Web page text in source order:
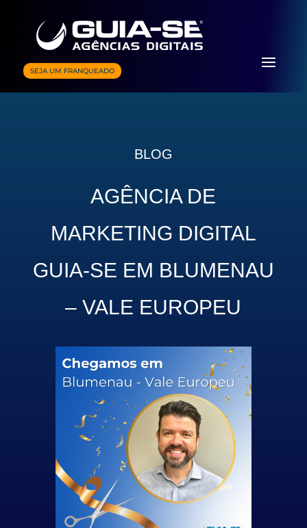
SEJA UM FRANQUEADO
BLOG
AGÊNCIA DE
MARKETING DIGITAL
GUIA-SE EM BLUMENAU
– VALE EUROPEU